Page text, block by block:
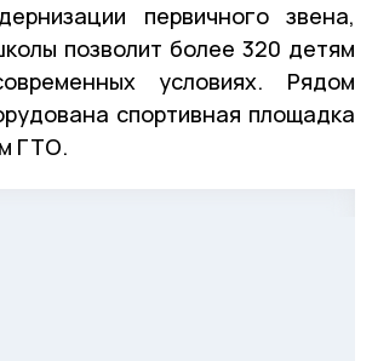
первичного звена,
позволит более 320 детям
условиях. Рядом
спортивная площадка
ГТО.